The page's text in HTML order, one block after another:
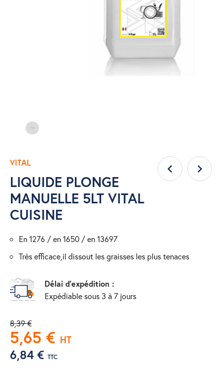
VITAL
LIQUIDE PLONGE
MANUELLE 5LT VITAL
CUISINE
en 1276 / en 1650 / en 13697
très efficace,il dissout les graisses les plus tenaces
Délai d'expédition :
Expédiable sous 3 à 7 jours
8,39 €
5,65 € HT
6,84 € TTC